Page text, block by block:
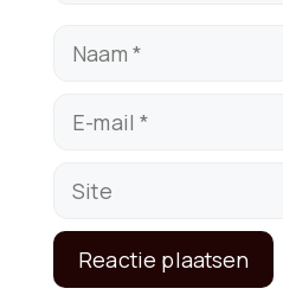
Naam
E-
mail
Site